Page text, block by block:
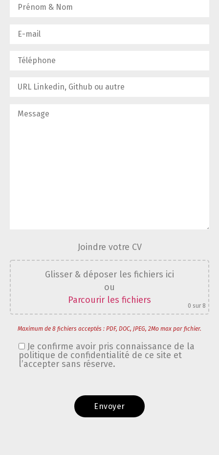
Joindre votre CV
Glisser & déposer les fichiers ici
ou
Parcourir les fichiers
0 sur 8
Maximum de 8 fichiers acceptés : PDF, DOC, JPEG, 2Mo max par fichier.
Je confirme avoir pris connaissance de la
politique de confidentialité de ce site et
l’accepter sans réserve.